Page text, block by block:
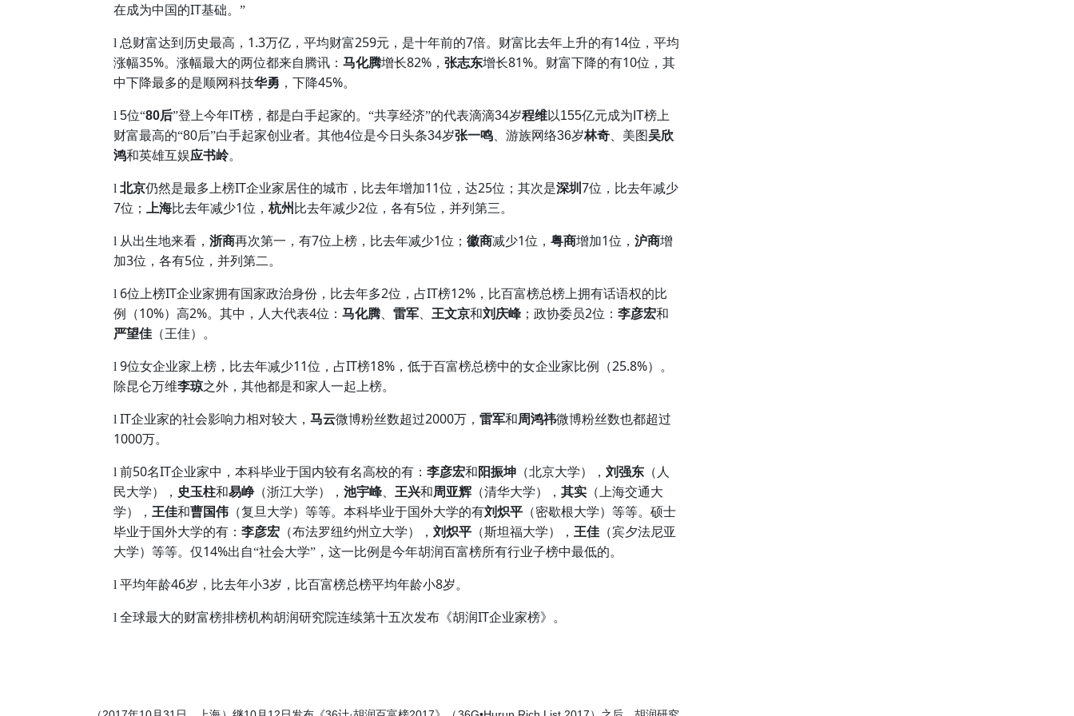
在成为中国的IT基础。”
l 总财富达到历史最高， 1.3万亿，平均财富259元，是十年前的7倍。财富比去年上升的有14位，平均
涨幅35%。涨幅最大的两位都来自腾讯： 马化腾增长82% ， 张志东增长81%。财富下降的有10位，其
中下降最多的是顺网科技华勇 ，下降45%。
l 5位“80后”登上今年 IT榜，都是白手起家的。“共享经济”的代表滴滴34岁程维以155亿元成为 IT榜上
财富最高的“80后”白手起家创业者。 其他4位是今日头条34岁张一鸣 、游族网络36岁林奇 、美图吴欣
鸿和英雄互娱应书岭。
l 北京仍然是最多上榜IT企业家居住的城市，比去年增加11位，达25位；其次是深圳 7位，比去年减少
7位； 上海比去年减少1位， 杭州 比去年减少2位，各有5位，并列第三。
l 从出生地来看， 浙商再次第一，有7位上榜，比去年减少1位； 徽商减少1位， 粤商增加1位， 沪商增
加3位，各有5位，并列第二。
l 6位上榜IT企业家拥有国家政治身份，比去年多2位，占IT榜12% ，比百富榜总榜上拥有话语权的比
例（10%）高2%。其中，人大代表4位： 马化腾 雷军 王文京和刘庆峰 ；政协委员2位： 李彦宏和
严望佳 （王佳）。
l 9位女企业家上榜，比去年减少11位，占IT榜18% ，低于百富榜总榜中的女企业家比例（25.8%）。
除昆仑万维李琼之外，其他都是和家人一起上榜。
l IT企业家的社会影响力相对较大， 马云微博粉丝数超过2000万， 雷军和周鸿祎微博粉丝数也都超过
1000万。
l 前50名IT企业家中，本科毕业于国内较有名高校的有： 李彦宏和 阳振坤 （北京大学）， 刘强东 （人
民大学）， 史玉柱和易峥（浙江大学）， 池宇峰 王兴和周亚辉 （清华大学）， 其实 （上海交通大
学）， 王佳和曹国伟 （复旦大学）等等。本科毕业于国外大学的有刘炽平 （密歇根大学）等等。硕士
毕业于国外大学的有： 李彦宏 （布法罗纽约州立大学）， 刘炽平 （斯坦福大学）， 王佳 （宾夕法尼亚
大学）等等。仅14%出自“社会大学”，这一比例是今年胡润百富榜所有行业子榜中最低的。
l 平均年龄46岁，比去年小3岁，比百富榜总榜平均年龄小8岁。
l 全球最大的财富榜排榜机构胡润研究院连续第十五次发布《胡润IT企业家榜》。